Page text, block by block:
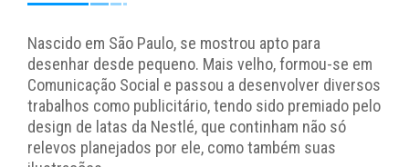
Nascido em São Paulo, se mostrou apto para
desenhar desde pequeno. Mais velho, formou-se em
Comunicação Social e passou a desenvolver diversos
trabalhos como publicitário, tendo sido premiado pelo
design de latas da Nestlé, que continham não só
relevos planejados por ele, como também suas